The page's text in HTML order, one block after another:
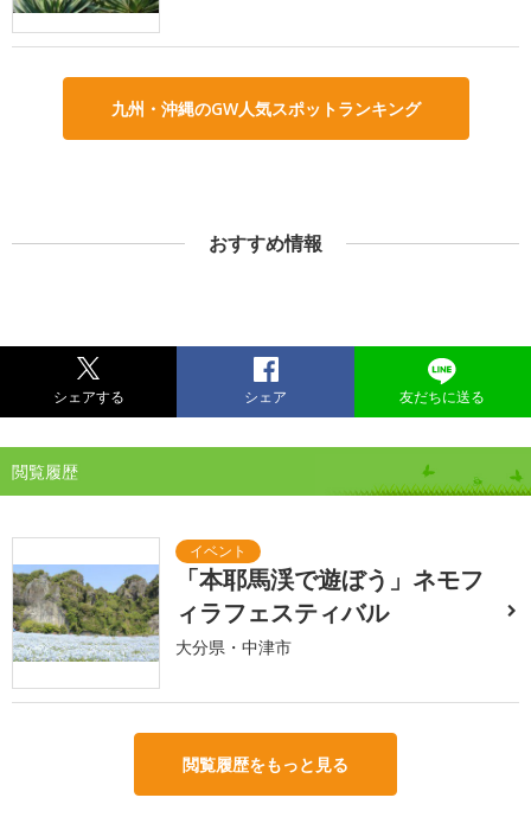
九州・沖縄のGW人気スポットランキング
おすすめ情報
シェアする シェア 友だちに送る
閲覧履歴
「本耶馬渓で遊ぼう」ネモフ
ィラフェスティバル
大分県・中津市
閲覧履歴をもっと見る